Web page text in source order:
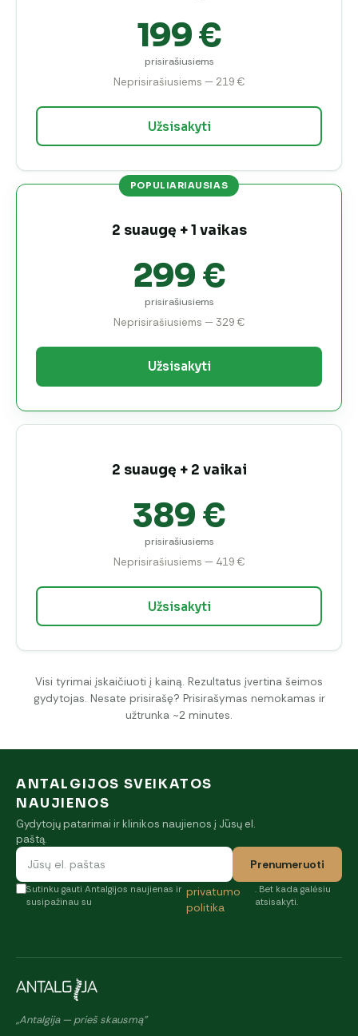
199 €
prisirašiusiems
Neprisirašiusiems — 219 €
Užsisakyti
POPULIARIAUSIAS
2 suaugę + 1 vaikas
299 €
prisirašiusiems
Neprisirašiusiems — 329 €
Užsisakyti
2 suaugę + 2 vaikai
389 €
prisirašiusiems
Neprisirašiusiems — 419 €
Užsisakyti
Visi tyrimai įskaičiuoti į kainą. Rezultatus įvertina šeimos
gydytojas. Nesate prisirašę? Prisirašymas nemokamas ir
užtrunka ~2 minutes.
ANTALGIJOS SVEIKATOS
NAUJIENOS
Gydytojų patarimai ir klinikos naujienos į Jūsų el.
paštą.
Prenumeruoti
Sutinku gauti Antalgijos naujienas ir
susipažinau su
privatumo
politika
. Bet kada galėsiu
atsisakyti.
„Antalgija — prieš skausmą"